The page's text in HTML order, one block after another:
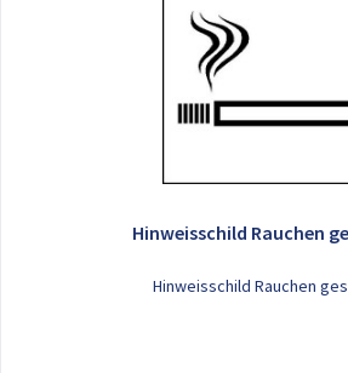
Hinweisschild Rauchen
Hinweisschild Rauchen